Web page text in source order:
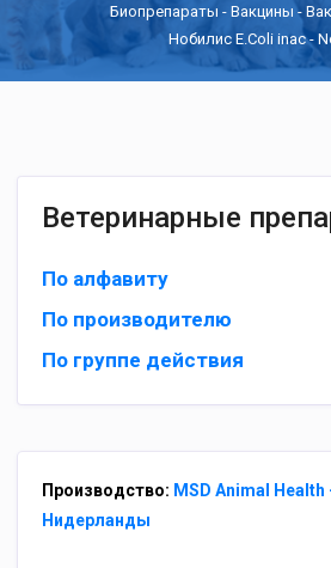
Биопрепараты - Вакцины -
Нобилис E.Coli inac -
Ветеринарные
По алфавиту
По производителю
По группе действия
Производство: MSD Animal Health
Нидерланды